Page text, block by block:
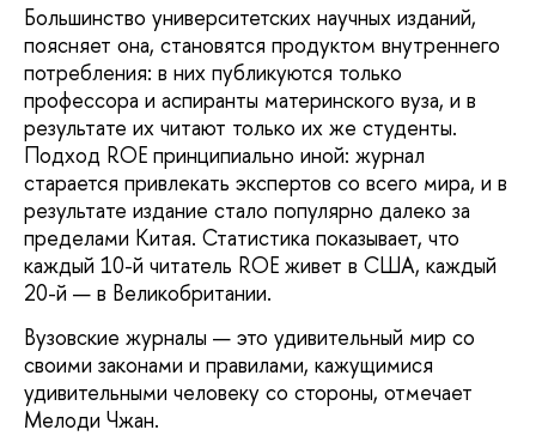
Большинство университетских научных изданий,
поясняет она, становятся продуктом внутреннего
потребления: в них публикуются только
профессора и аспиранты материнского вуза, и в
результате их читают только их же студенты.
Подход ROE принципиально иной: журнал
старается привлекать экспертов со всего мира, и в
результате издание стало популярно далеко за
пределами Китая. Статистика показывает, что
каждый 10-й читатель ROE живет в США, каждый
20-й — в Великобритании.
Вузовские журналы — это удивительный мир со
своими законами и правилами, кажущимися
удивительными человеку со стороны, отмечает
Мелоди Чжан.